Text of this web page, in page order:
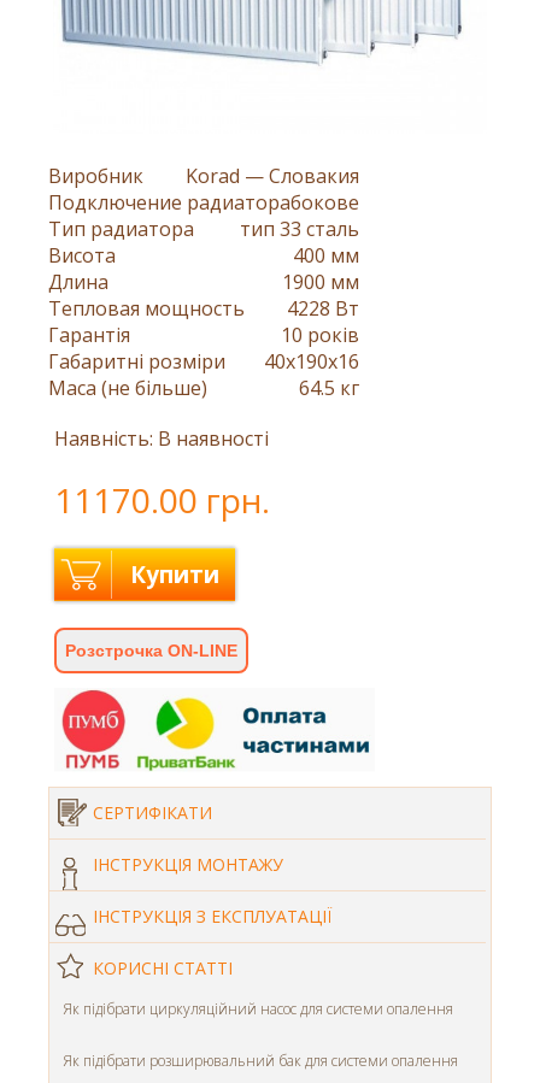
Виробник
Korad — Словакия
Подключение радиаторабокове
Тип радиатора
тип 33 сталь
Висота
400 мм
Длина
1900 мм
Тепловая мощность
4228 Вт
Гарантія
10 років
Габаритні розміри
40x190x16
Маса (не більше)
64.5 кг
Наявність: В наявності
11170.00 грн.
Купити
Розстрочка ON-LINE
СЕРТИФІКАТИ
ІНСТРУКЦІЯ МОНТАЖУ
ІНСТРУКЦІЯ З ЕКСПЛУАТАЦІЇ
КОРИСНІ СТАТТІ
Як підібрати циркуляційний насос для системи опалення
Як підібрати розширювальний бак для системи опалення